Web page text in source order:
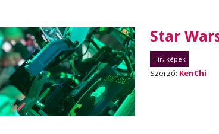
Star
Hír, képek
Szerző: KenChi